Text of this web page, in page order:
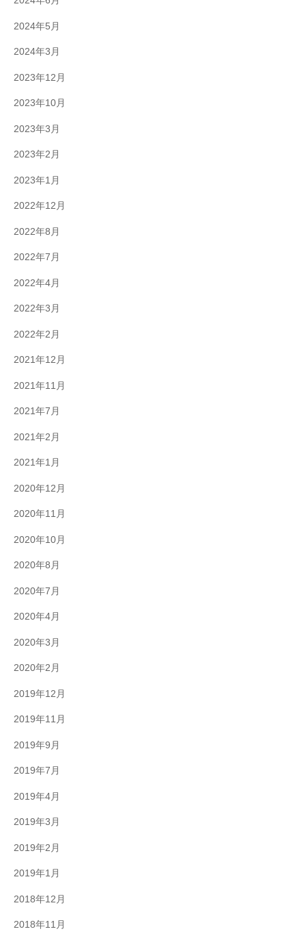
2024年5月
2024年3月
2023年12月
2023年10月
2023年3月
2023年2月
2023年1月
2022年12月
2022年8月
2022年7月
2022年4月
2022年3月
2022年2月
2021年12月
2021年11月
2021年7月
2021年2月
2021年1月
2020年12月
2020年11月
2020年10月
2020年8月
2020年7月
2020年4月
2020年3月
2020年2月
2019年12月
2019年11月
2019年9月
2019年7月
2019年4月
2019年3月
2019年2月
2019年1月
2018年12月
2018年11月